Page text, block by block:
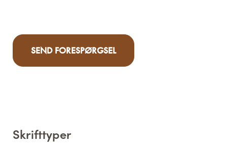
SEND FORESPØRGSEL
Skrifttyper